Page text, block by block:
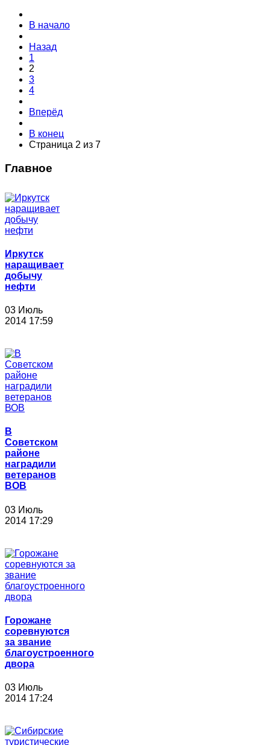
В начало
Назад
1
2
3
4
Вперёд
В конец
Страница 2 из 7
Главное
Иркутск
наращивает
добычу
нефти
03 Июль
2014 17:59
В
Советском
районе
наградили
ветеранов
ВОВ
03 Июль
2014 17:29
Горожане
соревнуются
за звание
благоустроенного
двора
03 Июль
2014 17:24